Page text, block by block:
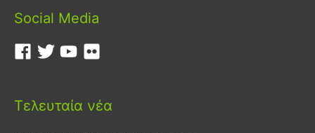
Social Media
Τελευταία νέα